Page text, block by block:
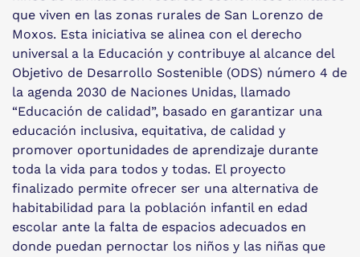
que viven en las zonas rurales de San Lorenzo de
Moxos. Esta iniciativa se alinea con el derecho
universal a la Educación y contribuye al alcance del
Objetivo de Desarrollo Sostenible (ODS) número 4 de
la agenda 2030 de Naciones Unidas, llamado
“Educación de calidad”, basado en garantizar una
educación inclusiva, equitativa, de calidad y
promover oportunidades de aprendizaje durante
toda la vida para todos y todas. El proyecto
finalizado permite ofrecer ser una alternativa de
habitabilidad para la población infantil en edad
escolar ante la falta de espacios adecuados en
donde puedan pernoctar los niños y las niñas que